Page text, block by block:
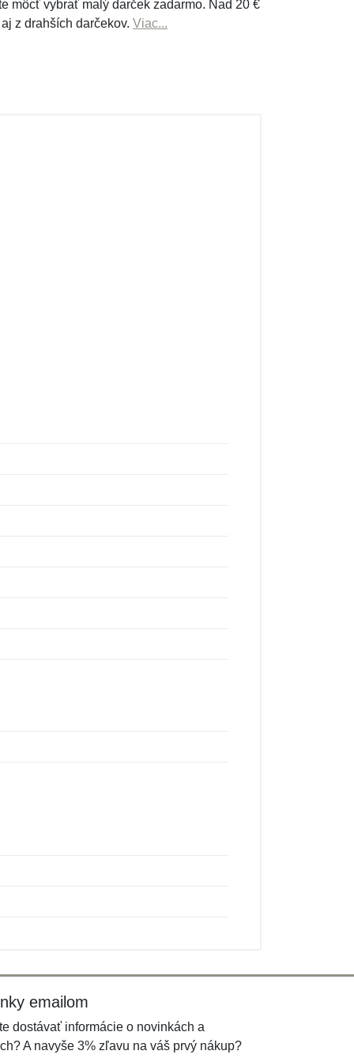
môcť vybrať malý darček zadarmo. Nad 20 €
z drahších darčekov. Viac...
emailom
dostávať informácie o novinkách a
A navyše 3% zľavu na váš prvý nákup?